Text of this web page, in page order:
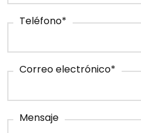
Teléfono*
Correo electrónico*
Mensaje